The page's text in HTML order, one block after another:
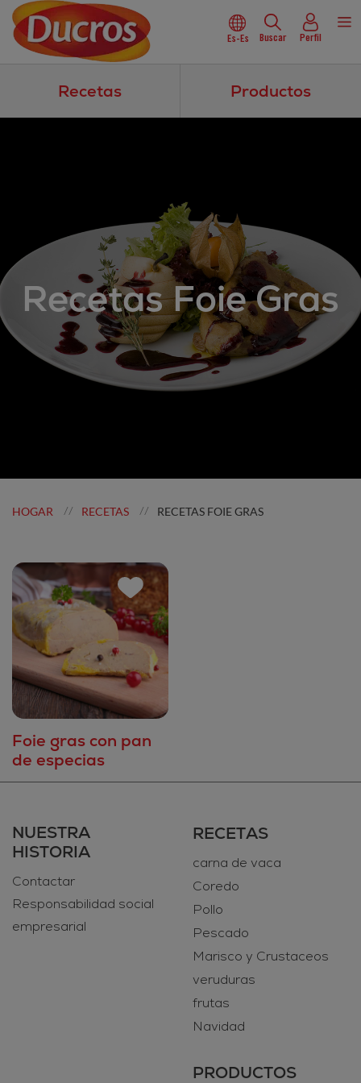
Es-Es Buscar Perfil
Recetas Productos
Recetas Foie Gras
HOGAR // RECETAS // RECETAS FOIE GRAS
Foie gras con pan
de especias
NUESTRA
HISTORIA
Contactar
Responsabilidad social
empresarial
RECETAS
carna de vaca
Coredo
Pollo
Pescado
Marisco y Crustaceos
veruduras
frutas
Navidad
PRODUCTOS